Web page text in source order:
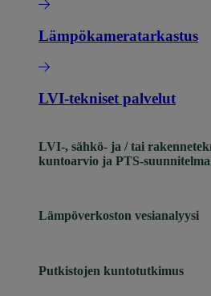
Lämpökameratarkastus
LVI-tekniset palvelut
LVI-, sähkö- ja / tai
kuntoarvio ja PTS-suunnitelma
Lämpöverkoston vesianalyysi
Putkistojen kuntotutkimus